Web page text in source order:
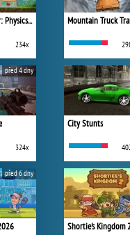
One Shot Tower: Physics Destroyer
234x
324x
před 4 dny
před 6 dny
Mountain Truck
City Stunts
Shortie's Kingdom